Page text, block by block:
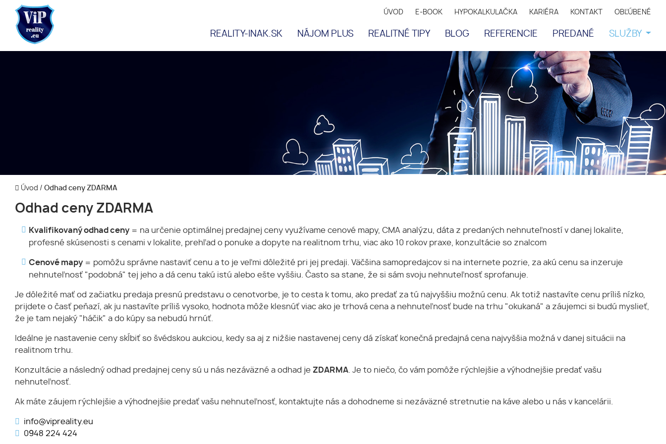
ÚVOD E-BOOK HYPOKALKULAČKA KARIÉRA KONTAKT OBĽÚBENÉ
REALITY-INAK.SK NÁJOM PLUS REALITNÉ TIPY BLOG REFERENCIE PREDANÉ SLUŽBY
Úvod / Odhad ceny ZDARMA
Odhad ceny ZDARMA
Kvalifikovaný odhad ceny = na určenie optimálnej predajnej ceny využívame cenové mapy, CMA analýzu, dáta z predaných nehnuteľností v danej lokalite,
profesné skúsenosti s cenami v lokalite, prehľad o ponuke a dopyte na realitnom trhu, viac ako 10 rokov praxe, konzultácie so znalcom
Cenové mapy = pomôžu správne nastaviť cenu a to je veľmi dôležité pri jej predaji. Väčšina samopredajcov si na internete pozrie, za akú cenu sa inzeruje
nehnuteľnosť "podobná" tej jeho a dá cenu takú istú alebo ešte vyššiu. Často sa stane, že si sám svoju nehnuteľnosť sprofanuje.
Je dôležité mať od začiatku predaja presnú predstavu o cenotvorbe, je to cesta k tomu, ako predať za tú najvyššiu možnú cenu. Ak totiž nastavíte cenu príliš nízko,
prijdete o časť peňazí, ak ju nastavíte príliš vysoko, hodnota môže klesnúť viac ako je trhová cena a nehnuteľnosť bude na trhu "okukaná" a záujemci si budú myslieť,
že je tam nejaký "háčik" a do kúpy sa nebudú hrnúť.
Ideálne je nastavenie ceny skĺbiť so švédskou aukciou, kedy sa aj z nižšie nastavenej ceny dá získať konečná predajná cena najvyššia možná v danej situácii na
realitnom trhu.
Konzultácie a následný odhad predajnej ceny sú u nás nezáväzné a odhad je ZDARMA . Je to niečo, čo vám pomôže rýchlejšie a výhodnejšie predať vašu
nehnuteľnosť.
Ak máte záujem rýchlejšie a výhodnejšie predať vašu nehnuteľnosť, kontaktujte nás a dohodneme si nezáväzné stretnutie na káve alebo u nás v kancelárii.
info@vipreality.eu
0948 224 424